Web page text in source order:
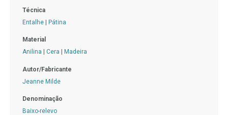
Técnica
Entalhe| Pátina
Material
Anilina
Cera Madeira
Autor/Fabricante
Jeanne Milde
Denominação
Baixo-relevo